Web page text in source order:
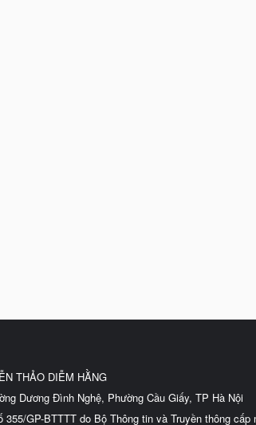
THẢO DIỄM HẰNG
Dương Đình Nghệ, Phường Cầu Giấy, TP Hà Nội
GP-BTTTT do Bộ Thông tin và Truyền thông cấp